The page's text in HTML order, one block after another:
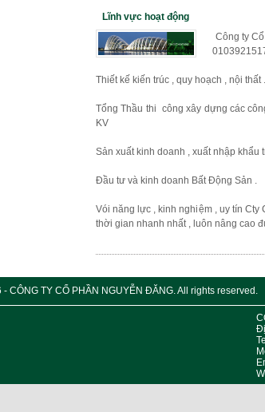
Lĩnh vực hoạt động
Công ty
Thiết kế kiến trúc , quy hoạch , nội thất .
Tổng Thầu thi công xây dựng các
KV
Sản xuất kinh doanh , xuất nhập khẩu
Đầu tư và kinh doanh Bất Động Sản .
Vói năng lực , kinh nghiệm , uy tín
thời gian nhanh nhất , luôn nâng cao
CÔNG TY CỔ PHẦN NGUYỄN ĐĂNG. All rights reserved.